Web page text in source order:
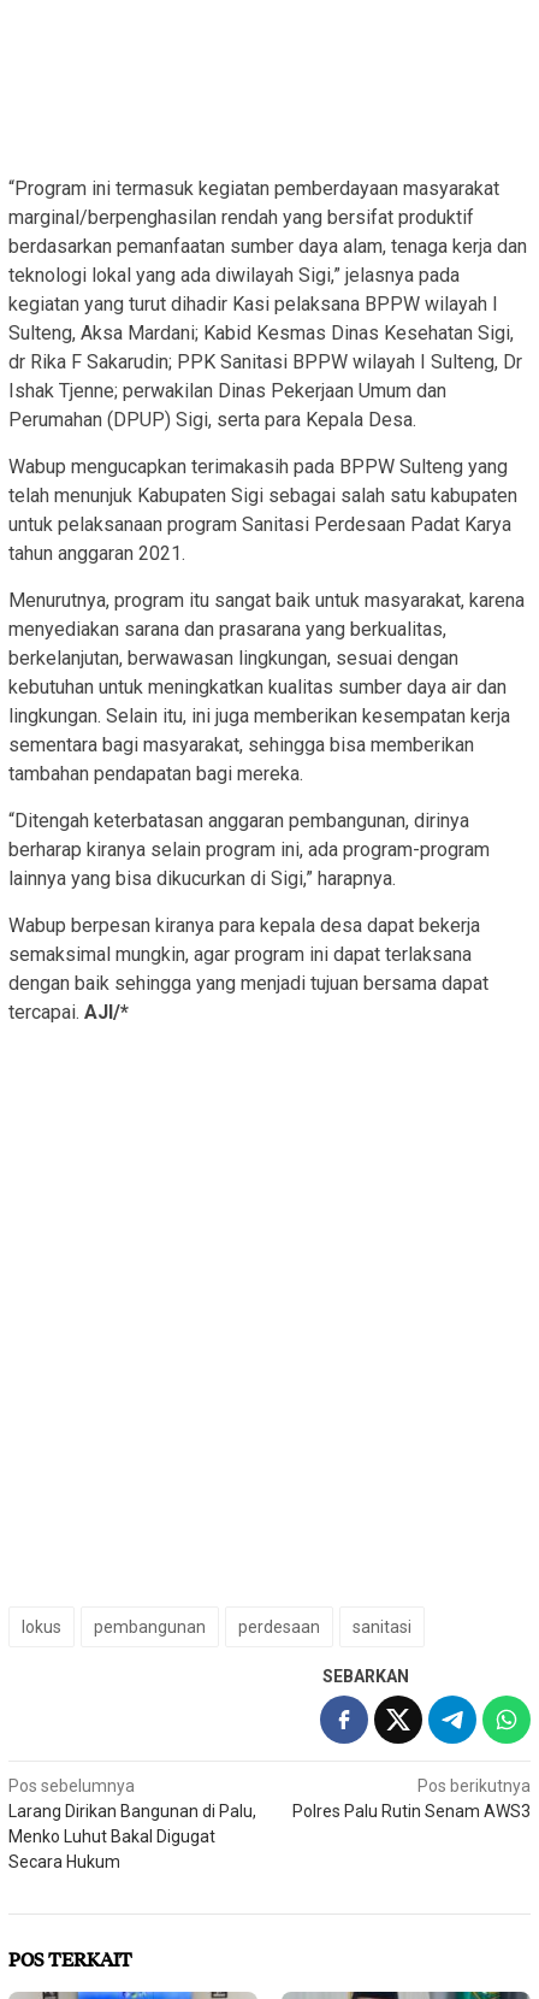
“Program ini termasuk kegiatan pemberdayaan masyarakat
marginal/berpenghasilan rendah yang bersifat produktif
berdasarkan pemanfaatan sumber daya alam, tenaga kerja dan
teknologi lokal yang ada diwilayah Sigi,” jelasnya pada
kegiatan yang turut dihadir Kasi pelaksana BPPW wilayah I
Sulteng, Aksa Mardani; Kabid Kesmas Dinas Kesehatan Sigi,
dr Rika F Sakarudin; PPK Sanitasi BPPW wilayah I Sulteng, Dr
Ishak Tjenne; perwakilan Dinas Pekerjaan Umum dan
Perumahan (DPUP) Sigi, serta para Kepala Desa.
Wabup mengucapkan terimakasih pada BPPW Sulteng yang
telah menunjuk Kabupaten Sigi sebagai salah satu kabupaten
untuk pelaksanaan program Sanitasi Perdesaan Padat Karya
tahun anggaran 2021.
Menurutnya, program itu sangat baik untuk masyarakat, karena
menyediakan sarana dan prasarana yang berkualitas,
berkelanjutan, berwawasan lingkungan, sesuai dengan
kebutuhan untuk meningkatkan kualitas sumber daya air dan
lingkungan. Selain itu, ini juga memberikan kesempatan kerja
sementara bagi masyarakat, sehingga bisa memberikan
tambahan pendapatan bagi mereka.
“Ditengah keterbatasan anggaran pembangunan, dirinya
berharap kiranya selain program ini, ada program-program
lainnya yang bisa dikucurkan di Sigi,” harapnya.
Wabup berpesan kiranya para kepala desa dapat bekerja
semaksimal mungkin, agar program ini dapat terlaksana
dengan baik sehingga yang menjadi tujuan bersama dapat
tercapai. AJI/*
lokus pembangunan perdesaan sanitasi
SEBARKAN
Navigasi
pos
Pos sebelumnya
Larang Dirikan Bangunan di Palu,
Menko Luhut Bakal Digugat
Secara Hukum
Pos berikutnya
Polres Palu Rutin Senam AWS3
POS TERKAIT